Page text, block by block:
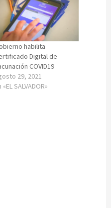
habilita
Digital de
COVID19
29, 2021
«EL SALVADOR»